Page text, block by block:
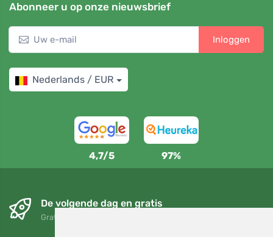
Abonneer u op onze nieuwsbrief
Inloggen
Nederlands / EUR
4,7/5 97%
De volgende dag en gratis
Gratis verzending voor bestellingen boven 95 EUR